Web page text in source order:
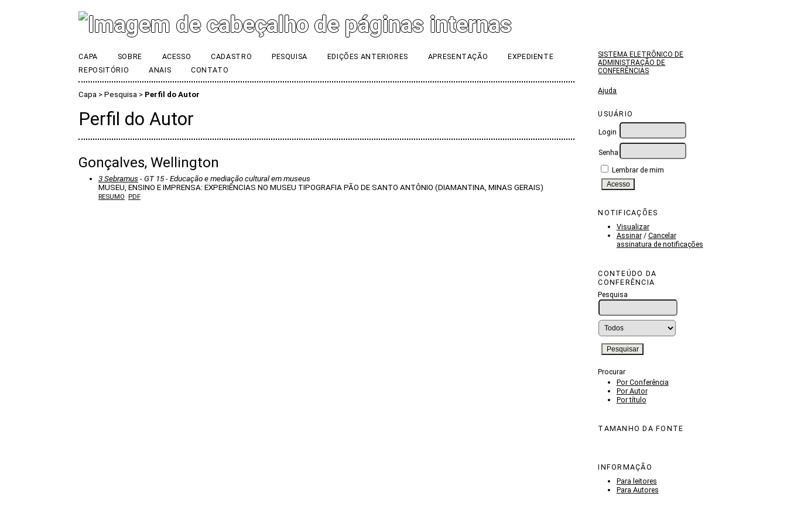
SISTEMA ELETRÔNICO DE
ADMINISTRAÇÃO DE
CONFERÊNCIAS
Ajuda
USUÁRIO
Login
Senha
Lembrar de mim
NOTIFICAÇÕES
Visualizar
Assinar/ Cancelar
assinatura de notificações
CONTEÚDO DA
CONFERÊNCIA
Pesquisa
Procurar
Por Conferência
Por Autor
Por título
TAMANHO DA FONTE
INFORMAÇÃO
Para leitores
Para Autores
CAPA SOBRE ACESSO CADASTRO PESQUISA EDIÇÕES ANTERIORES APRESENTAÇÃO
EXPEDIENTE
REPOSITÓRIO
ANAIS CONTATO
Capa >Pesquisa > Perfil do Autor
Perfil do Autor
Gonçalves, Wellington
3 Sebramus - GT 15 - Educação e mediação cultural em museus
MUSEU, ENSINO E IMPRENSA: EXPERIÊNCIAS NO MUSEU TIPOGRAFIA PÃO DE SANTO ANTÔNIO (DIAMANTINA, MINAS GERAIS)
RESUMO PDF